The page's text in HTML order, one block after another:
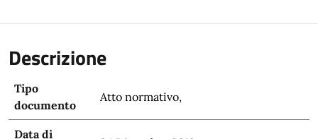
Descrizione
Tipo
documento
Atto normativo,
Data di